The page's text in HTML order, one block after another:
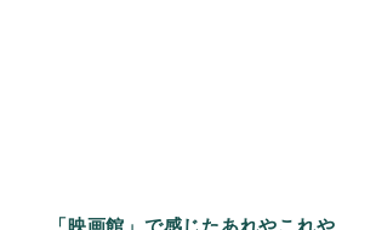
「映画館」で感じたあれやこれや